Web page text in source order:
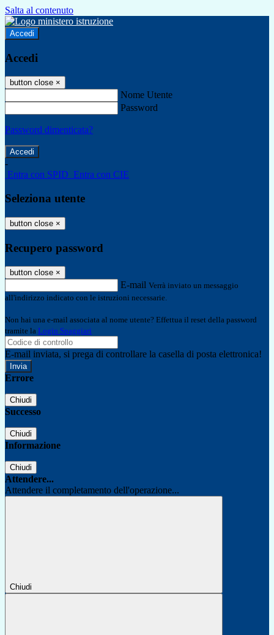
Salta al contenuto
Accedi
Accedi
button close ×
Nome Utente
Password
Password dimenticata?
-
Entra con SPID Entra con CIE
Seleziona utente
button close ×
Recupero password
button close ×
E-mail Verrà inviato un messaggio
all'indirizzo indicato con le istruzioni necessarie.
Non hai una e-mail associata al nome utente? Effettua il reset della password
tramite la Login Spaggiari
E-mail inviata, si prega di controllare la casella di posta elettronica!
Errore
Chiudi
Successo
Chiudi
Informazione
Chiudi
Attendere...
Attendere il completamento dell'operazione...
Chiudi